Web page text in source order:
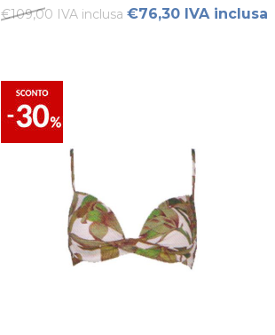
€109,00 IVA inclusa €76,30 IVA inclusa